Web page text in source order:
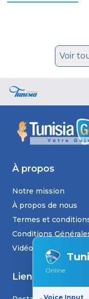
Voir
Online
Voice Input
À propos
Notre mission
À propos de nous
Termes et
Conditions
Vidéos
Liens